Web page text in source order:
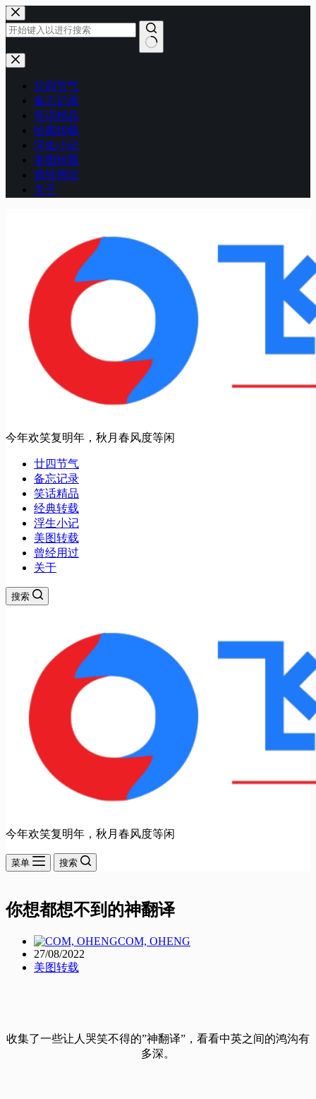
跳
至
内
容
无
廿四节气
备忘记录
笑话精品
经典转载
浮生小记
美图转载
曾经用过
关于
今年欢笑复明年，秋月春风度等闲
廿四节气
备忘记录
笑话精品
经典转载
浮生小记
美图转载
曾经用过
关于
搜索
今年欢笑复明年，秋月春风度等闲
菜单 搜索
你想都想不到的神翻译
COM, OHENG
27/08/2022
美图转载
收集了一些让人哭笑不得的”神翻译”，看看中英之间的鸿沟有
多深。